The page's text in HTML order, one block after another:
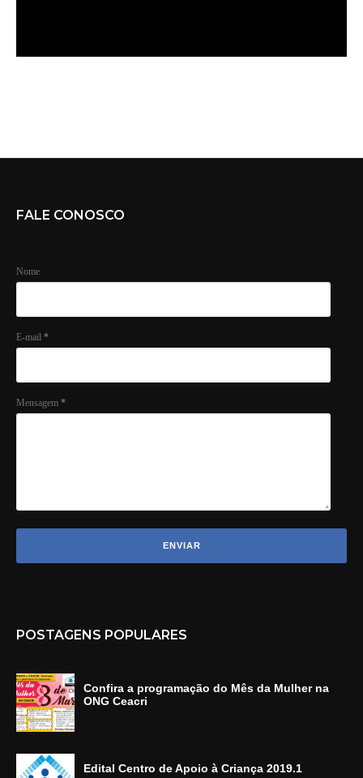
FALE CONOSCO
Nome
E-mail *
Mensagem *
POSTAGENS POPULARES
Confira a programação do Mês da Mulher na
ONG Ceacri
Edital Centro de Apoio à Criança 2019.1